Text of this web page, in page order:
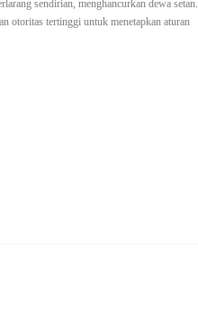
sendirian, menghancurkan dewa setan.
otoritas tertinggi untuk menetapkan aturan